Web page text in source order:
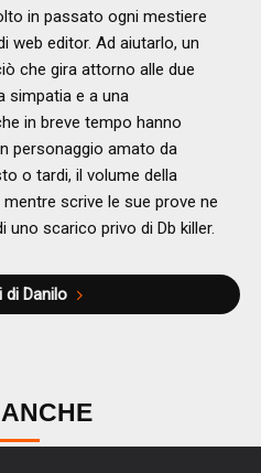
in passato ogni mestiere
web editor. Ad aiutarlo, un
che gira attorno alle due
simpatia e a una
in breve tempo hanno
personaggio amato da
o tardi, il volume della
scrive le sue prove ne
scarico privo di Db killer.
di Danilo